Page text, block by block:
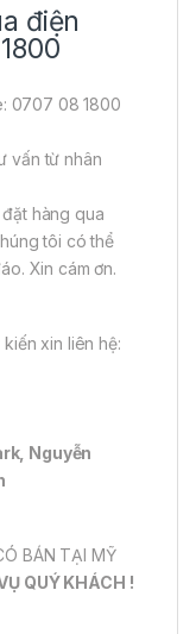
điện
0707 08 1800
vấn từ nhân
hàng qua
tôi có thể
Xin cám ơn.
xin liên hệ:
Nguyễn
BÁN TẠI MỸ
QUÝ KHÁCH !